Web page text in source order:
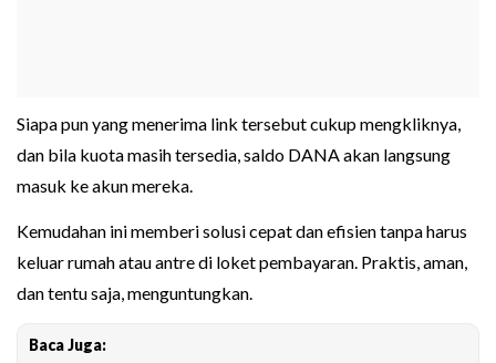
Siapa pun yang menerima link tersebut cukup mengkliknya,
dan bila kuota masih tersedia, saldo DANA akan langsung
masuk ke akun mereka.
Kemudahan ini memberi solusi cepat dan efisien tanpa harus
keluar rumah atau antre di loket pembayaran. Praktis, aman,
dan tentu saja, menguntungkan.
Baca Juga: